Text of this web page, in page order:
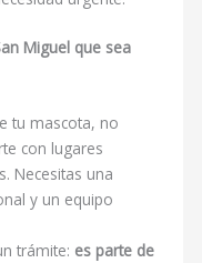
Miguel que sea
tu mascota, no
con lugares
Necesitas una
y un equipo
trámite: es parte de